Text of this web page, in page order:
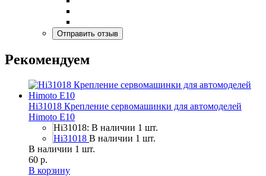
Рекомендуем
Hi31018 Крепление сервомашинки для автомоделей
Himoto E10
Hi31018: В наличии 1 шт.
Hi31018 В наличии 1 шт.
В наличии 1 шт.
60 р.
В корзину